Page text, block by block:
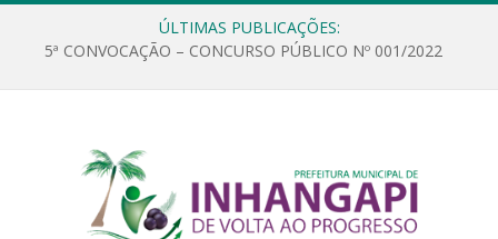
ÚLTIMAS PUBLICAÇÕES:
5ª CONVOCAÇÃO – CONCURSO PÚBLICO Nº 001/2022